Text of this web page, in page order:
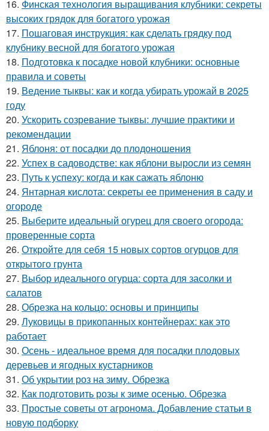
16. Финская технология выращивания клубники: секреты
высоких грядок для богатого урожая
17. Пошаговая инструкция: как сделать грядку под
клубнику весной для богатого урожая
18. Подготовка к посадке новой клубники: основные
правила и советы
19. Ведение тыквы: как и когда убирать урожай в 2025
году
20. Ускорить созревание тыквы: лучшие практики и
рекомендации
21. Яблоня: от посадки до плодоношения
22. Успех в садоводстве: как яблони выросли из семян
23. Путь к успеху: когда и как сажать яблоню
24. Янтарная кислота: секреты ее применения в саду и
огороде
25. Выберите идеальный огурец для своего огорода:
проверенные сорта
26. Откройте для себя 15 новых сортов огурцов для
открытого грунта
27. Выбор идеального огурца: сорта для засолки и
салатов
28. Обрезка на кольцо: основы и принципы
29. Луковицы в прикопанных контейнерах: как это
работает
30. Осень - идеальное время для посадки плодовых
деревьев и ягодных кустарников
31. Об укрытии роз на зиму. Обрезка
32. Как подготовить розы к зиме осенью. Обрезка
33. Простые советы от агронома. Добавление статьи в
новую подборку